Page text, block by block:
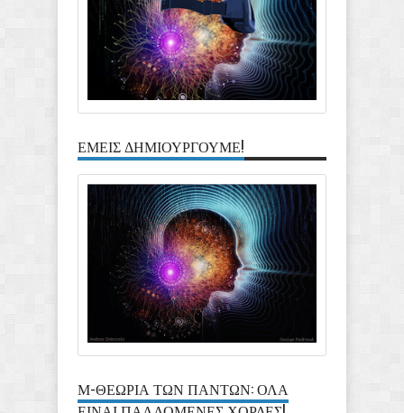
ΕΜΕΙΣ ΔΗΜΙΟΥΡΓΟΥΜΕ!
Μ-ΘΕΩΡΙΑ ΤΩΝ ΠΑΝΤΩΝ: ΟΛΑ